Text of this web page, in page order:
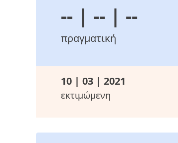
-- | -- | --
πραγματική
10 | 03 | 2021
εκτιμώμενη